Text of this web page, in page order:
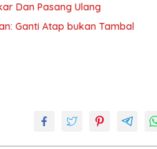
Dan Pasang Ulang
Ganti Atap bukan Tambal